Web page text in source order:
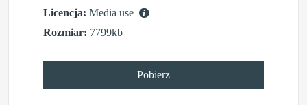
Licencja: Media use
Rozmiar: 7799kb
Pobierz